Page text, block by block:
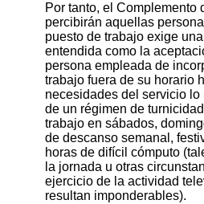
Por tanto, el
percibirán aquellas
puesto de trabajo exige
entendida como la
persona empleada de
trabajo fuera de su horario
necesidades del servicio
de un régimen de
trabajo en sábados,
de descanso semanal,
horas de difícil cómputo
la jornada u otras
ejercicio de la actividad
resultan imponderables).